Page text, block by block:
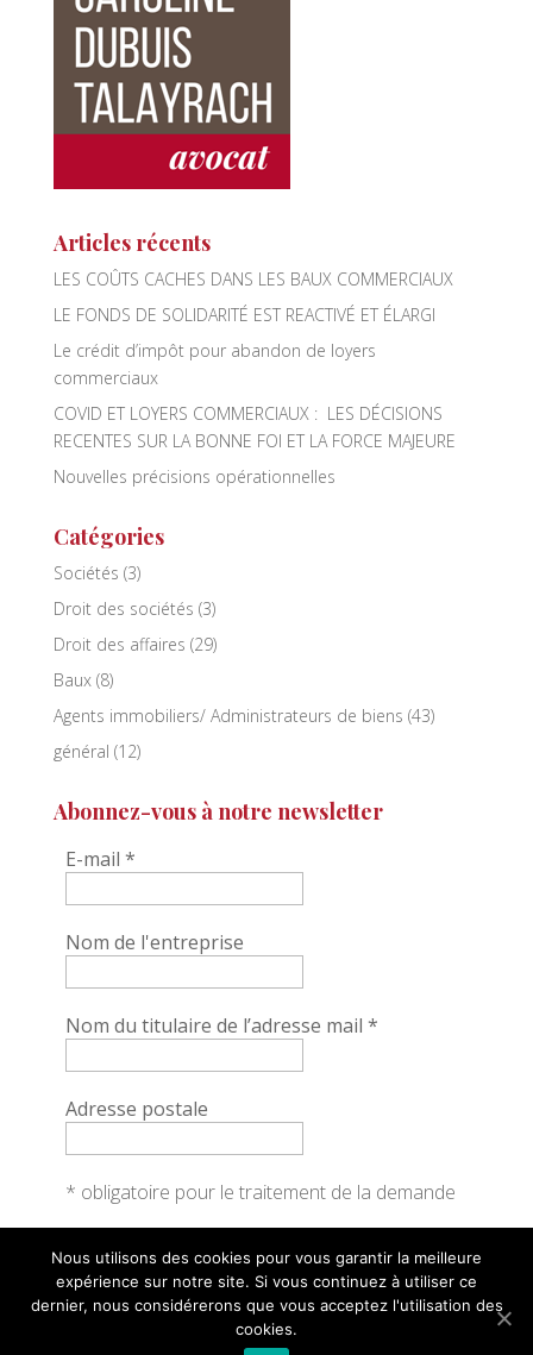
o
k
n
Articles récents
LES COÛTS CACHES DANS LES BAUX COMMERCIAUX
LE FONDS DE SOLIDARITÉ EST REACTIVÉ ET ÉLARGI
Le crédit d’impôt pour abandon de loyers
commerciaux
COVID ET LOYERS COMMERCIAUX : LES DÉCISIONS
RECENTES SUR LA BONNE FOI ET LA FORCE MAJEURE
Nouvelles précisions opérationnelles
Catégories
Sociétés (3)
Droit des sociétés (3)
Droit des affaires (29)
Baux(8)
Agents immobiliers/ Administrateurs de biens (43)
général (12)
Abonnez-vous à notre newsletter
E-mail *
Nom de l'entreprise
Nom du titulaire de l’adresse mail *
Adresse postale
* obligatoire pour le traitement de la demande
Nous utilisons des cookies pour vous garantir la meilleure
expérience sur notre site. Si vous continuez à utiliser ce
dernier, nous considérerons que vous acceptez l'utilisation des
cookies.